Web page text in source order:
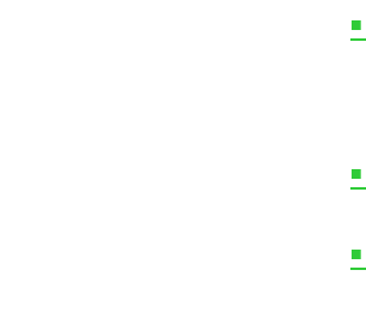
■
■
■